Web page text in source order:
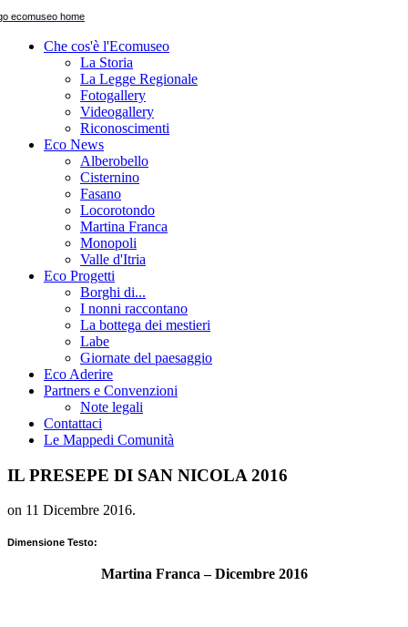
Che cos'è l'Ecomuseo
La Storia
La Legge Regionale
Fotogallery
Videogallery
Riconoscimenti
Eco News
Alberobello
Cisternino
Fasano
Locorotondo
Martina Franca
Monopoli
Valle d'Itria
Eco Progetti
Borghi di...
I nonni raccontano
La bottega dei mestieri
Labe
Giornate del paesaggio
Eco Aderire
Partners e Convenzioni
Note legali
Contattaci
Le Mappedi Comunità
IL PRESEPE DI SAN NICOLA 2016
on 11 Dicembre 2016.
Dimensione Testo:
Martina Franca – Dicembre 2016